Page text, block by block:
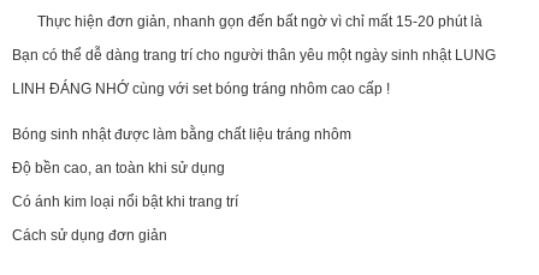
Thực hiện đơn giản, nhanh gọn đến bất ngờ vì chỉ mất 15-20 phút là
Bạn có thể dễ dàng trang trí cho người thân yêu một ngày sinh nhật LUNG
LINH ĐÁNG NHỚ cùng với set bóng tráng nhôm cao cấp !
Bóng sinh nhật được làm bằng chất liệu tráng nhôm
Độ bền cao, an toàn khi sử dụng
Có ánh kim loại nổi bật khi trang trí
Cách sử dụng đơn giản